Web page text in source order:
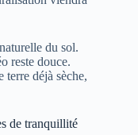
du sol.
reste douce.
terre déjà sèche,
de tranquillité